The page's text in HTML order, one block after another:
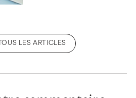
LES ARTICLES